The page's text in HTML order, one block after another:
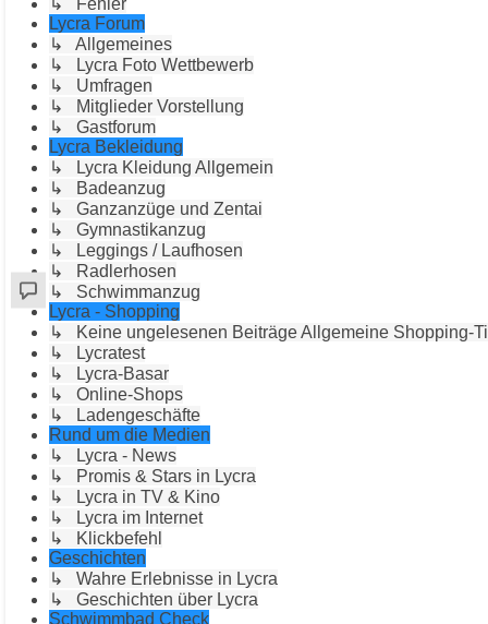
↳ Fehler
Lycra Forum
↳ Allgemeines
↳ Lycra Foto Wettbewerb
↳ Umfragen
↳ Mitglieder Vorstellung
↳ Gastforum
Lycra Bekleidung
↳ Lycra Kleidung Allgemein
↳ Badeanzug
↳ Ganzanzüge und Zentai
↳ Gymnastikanzug
↳ Leggings / Laufhosen
↳ Radlerhosen
↳ Schwimmanzug
Lycra - Shopping
↳ Keine ungelesenen Beiträge Allgemeine Shopping-
↳ Lycratest
↳ Lycra-Basar
↳ Online-Shops
↳ Ladengeschäfte
Rund um die Medien
↳ Lycra - News
↳ Promis & Stars in Lycra
↳ Lycra in TV & Kino
↳ Lycra im Internet
↳ Klickbefehl
Geschichten
↳ Wahre Erlebnisse in Lycra
↳ Geschichten über Lycra
Schwimmbad Check